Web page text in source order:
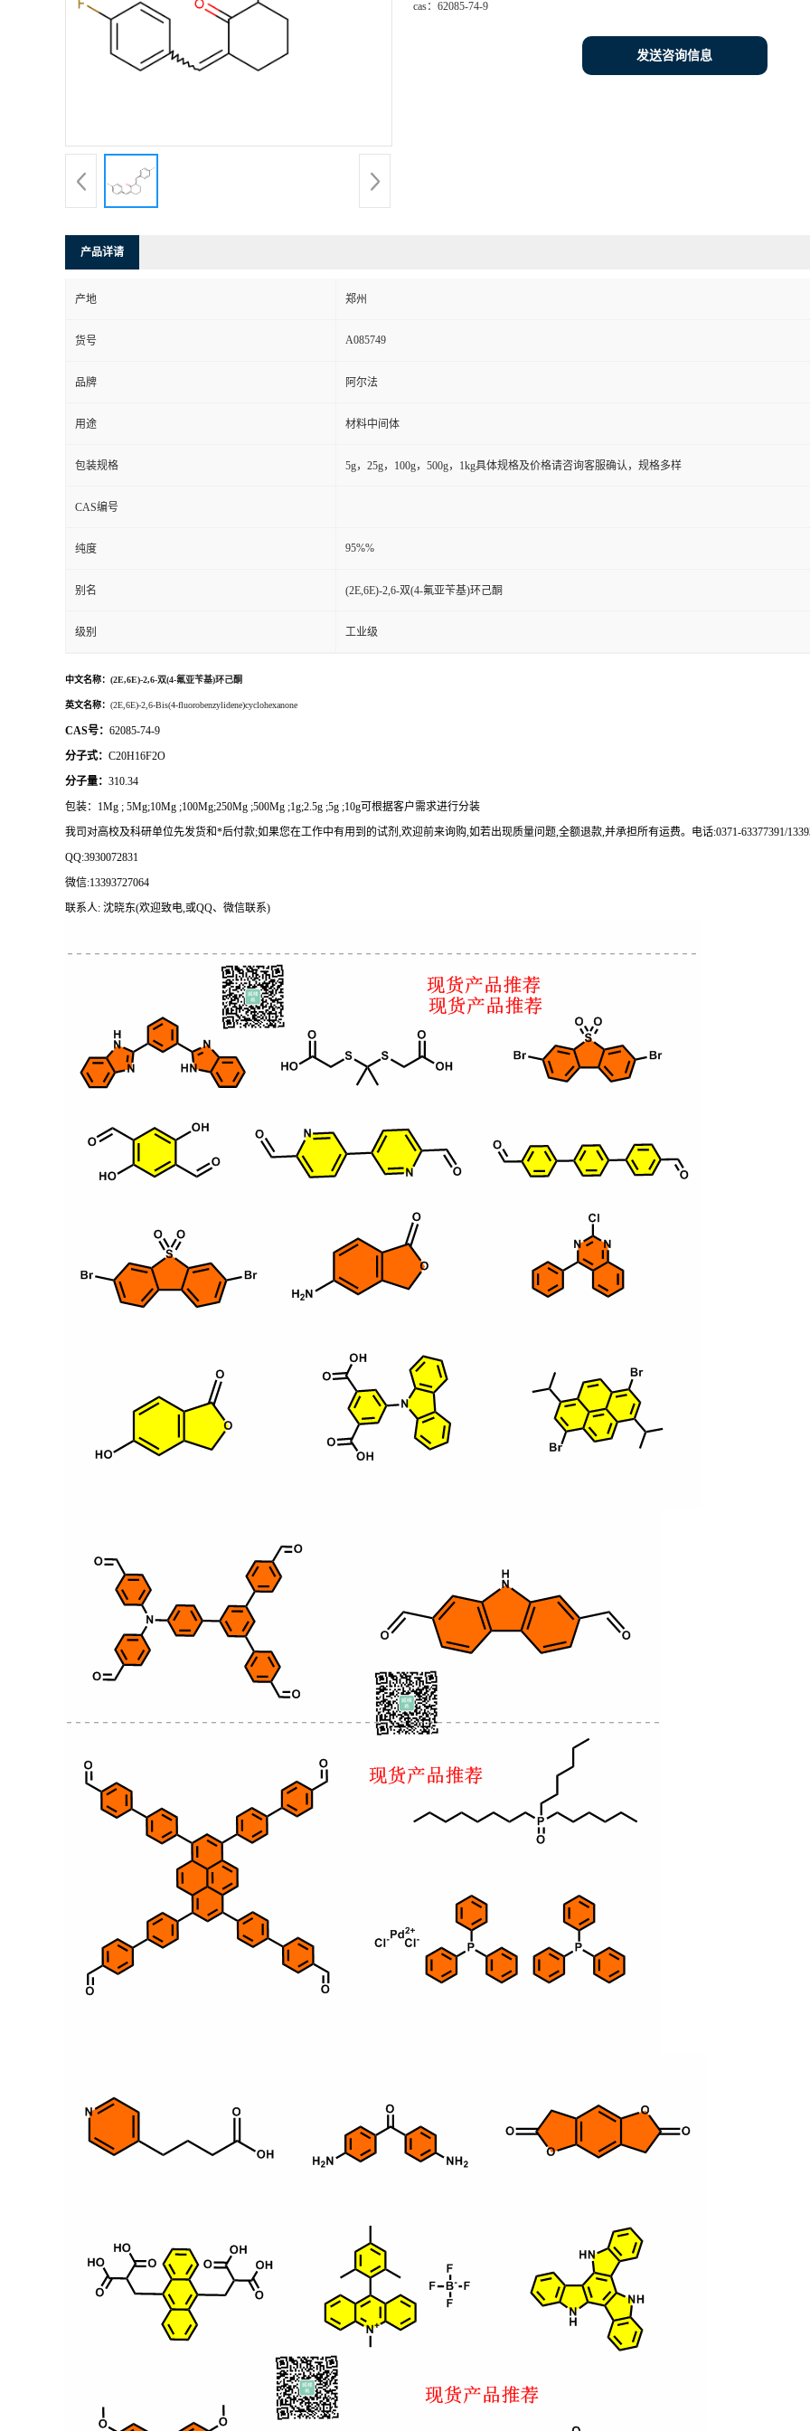
cas： 62085-74-9
发送咨询信息
产品详请
产地 郑州
货号 A085749
品牌 阿尔法
用途 材料中间体
包装规格 5g，25g，100g，500g，1kg具体规格及价格请咨询客服确认，规格多样
CAS编号
纯度 95%%
别名 (2E,6E)-2,6-双(4-氟亚苄基)环己酮
级别 工业级
中文名称： (2E,6E)-2,6-双(4-氟亚苄基)环己酮
英文名称： (2E,6E)-2,6-Bis(4-fluorobenzylidene)cyclohexanone
CAS号： 62085-74-9
分子式： C20H16F2O
分子量： 310.34
包装： 1Mg ; 5Mg;10Mg ;100Mg;250Mg ;500Mg ;1g;2.5g ;5g ;10g可根据客户需求进行分装
我司对高校及科研单位先发货和*后付款;如果您在工作中有用到的试剂,欢迎前来询购,如若出现质量问题,全额退款,并承担所有运费。电话:0371-63377391/
QQ:3930072831
微信:13393727064
联系人: 沈晓东(欢迎致电,或QQ、微信联系)